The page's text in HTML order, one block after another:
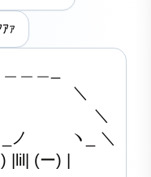
ｧ
　 　＼
　 　 　　＼
ノ 　　 ヽ_ ＼
|lil| (ー) |